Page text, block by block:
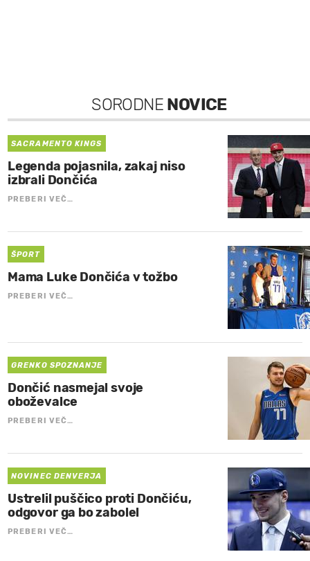
SORODNE NOVICE
SACRAMENTO KINGS
Legenda pojasnila, zakaj niso
izbrali Dončića
PREBERI VEČ…
ŠPORT
Mama Luke Dončića v tožbo
PREBERI VEČ…
GRENKO SPOZNANJE
Dončić nasmejal svoje
oboževalce
PREBERI VEČ…
NOVINEC DENVERJA
Ustrelil puščico proti Dončiću,
odgovor ga bo zabolel
PREBERI VEČ…